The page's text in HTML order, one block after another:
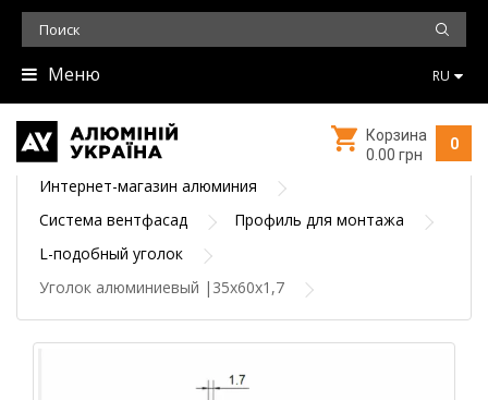
Меню RU
0
Корзина
0.00 грн
Интернет-магазин алюминия
Система вентфасад
Профиль для монтажа
L-подобный уголок
Уголок алюминиевый |35х60х1,7